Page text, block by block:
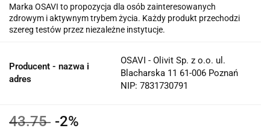
Marka OSAVI to propozycja dla osób zainteresowanych
zdrowym i aktywnym trybem życia. Każdy produkt przechodzi
szereg testów przez niezależne instytucje.
Producent - nazwa i
adres
OSAVI - Olivit Sp. z o.o. ul.
Blacharska 11 61-006 Poznań
NIP: 7831730791
43.75 -2%